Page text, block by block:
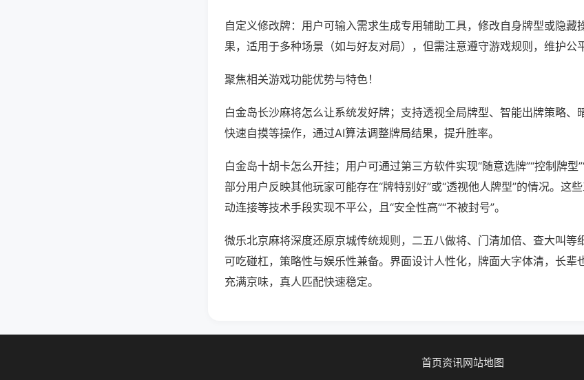
自定义修改牌：用户可输入需求生成专用辅助工具，修改自身牌型或隐藏
果，适用于多种场景（如与好友对局），但需注意遵守游戏规则，维护公
聚焦相关游戏功能优势与特色！
白金岛长沙麻将怎么让系统发好牌；支持透视全局牌型、智能出牌策略、
快速自摸等操作，通过AI算法调整牌局结果，提升胜率。
白金岛十胡卡怎么开挂；用户可通过第三方软件实现“随意选牌”“控制牌型
部分用户反映其他玩家可能存在“牌特别好”或“透视他人牌型”的情况。这
动连接等技术手段实现不平公，且“安全性高”“不被封号”。
微乐北京麻将深度还原京城传统规则，二五八做将、门清加倍、查大叫等
可吃碰杠，策略性与娱乐性兼备。界面设计人性化，牌面大字体清，长辈
充满京味，真人匹配快速稳定。
首页资讯网站地图